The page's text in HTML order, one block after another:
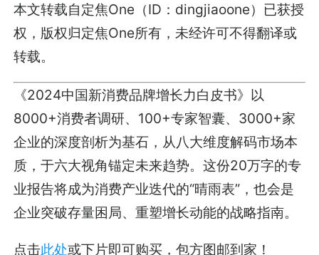
本文转载自定焦One（ID：dingjiaoone）已获授
权，版权归定焦One所有，未经许可不得翻译或
转载。
《2024中国新消费品牌增长力白皮书》以
8000+消费者调研、100+专家智囊、3000+家
企业的深度剖析为基石，从八大维度解码市场本
质，于六大视角锚定未来趋势。这份20万字的专
业报告将成为消费产业迭代的“晴雨表”，也会是
企业突破存量困局、重塑增长动能的战略指南。
点击此处或下片即可购买，包方图邮到家！